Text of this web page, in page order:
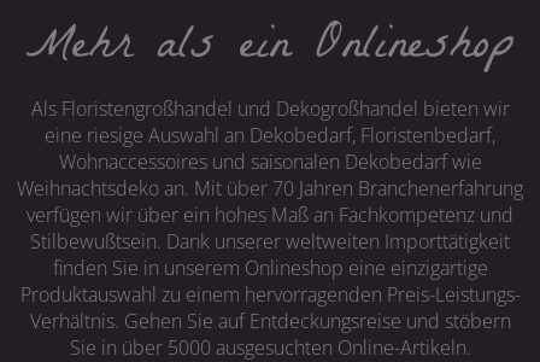
Mehr als ein Onlineshop
Als Floristengroßhandel und Dekogroßhandel bieten wir
eine riesige Auswahl an Dekobedarf, Floristenbedarf,
Wohnaccessoires und saisonalen Dekobedarf wie
Weihnachtsdeko an. Mit über 70 Jahren Branchenerfahrung
verfügen wir über ein hohes Maß an Fachkompetenz und
Stilbewußtsein. Dank unserer weltweiten Importtätigkeit
finden Sie in unserem Onlineshop eine einzigartige
Produktauswahl zu einem hervorragenden Preis-Leistungs-
Verhältnis. Gehen Sie auf Entdeckungsreise und stöbern
Sie in über 5000 ausgesuchten Online-Artikeln.